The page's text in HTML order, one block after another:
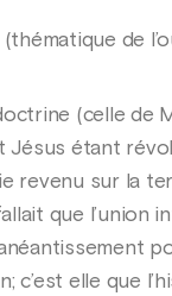
(thématique de
(celle de
Jésus étant
revenu sur la
que l’union
c’est elle que